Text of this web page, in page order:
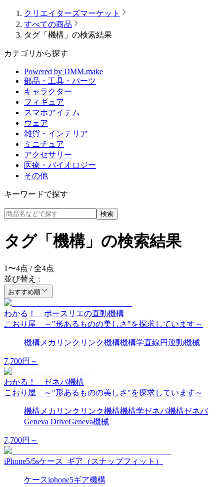
クリエイターズマーケット
すべての商品
タグ「機構」の検索結果
カテゴリから探す
Powered by DMM.make
部品・工具・パーツ
キャラクター
フィギュア
スマホアイテム
ウェア
雑貨・インテリア
ミニチュア
アクセサリー
医療・バイオロジー
その他
キーワードで探す
検索
タグ「機構」の検索結果
1 〜4点 / 全4点
並び替え :
おすすめ順
わかる！ ポースリエの直動機構
こおり屋 ～"形あるものの美しさ"を探求しています～
機構 メカ リンク リンク機構機構学直線円運動機械
7,700円～
わかる！ ゼネバ機構
こおり屋 ～"形あるものの美しさ"を探求しています～
機構 メカ リンク リンク機構機構学ゼネバ機構ゼネバ
Geneva DriveGeneva機械
7,700円～
iPhone5/5sケース_ギア（スナップフィット）
ケースiphone5ギア機構